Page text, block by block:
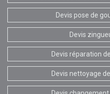
Devis pose de
Devis
Devis réparation
Devis nettoyage